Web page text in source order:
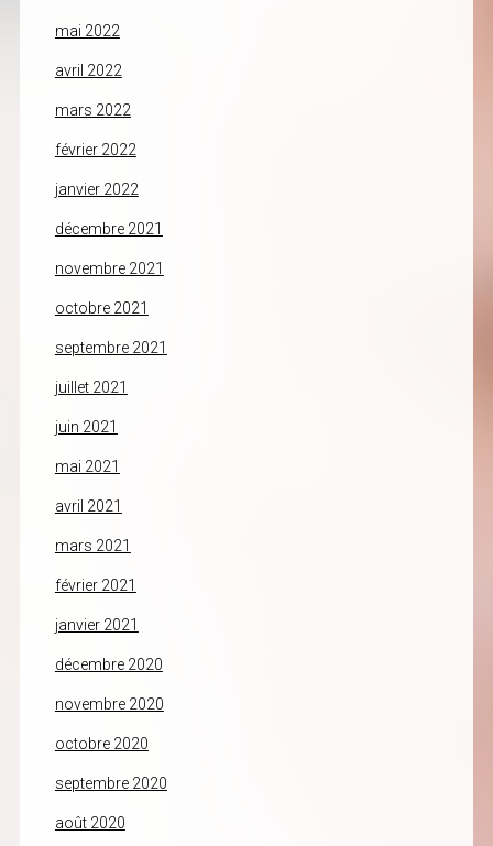
mai 2022
avril 2022
mars 2022
février 2022
janvier 2022
décembre 2021
novembre 2021
octobre 2021
septembre 2021
juillet 2021
juin 2021
mai 2021
avril 2021
mars 2021
février 2021
janvier 2021
décembre 2020
novembre 2020
octobre 2020
septembre 2020
août 2020